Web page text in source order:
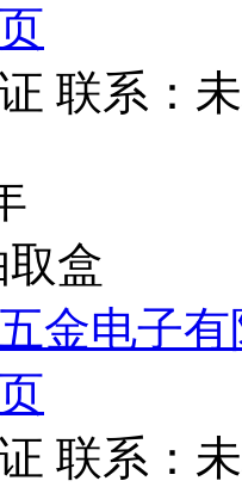
联系：
盒
金电子
联系：